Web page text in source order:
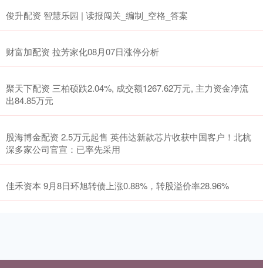
俊升配资 智慧乐园 | 读报闯关_编制_空格_答案
财富加配资 拉芳家化08月07日涨停分析
聚天下配资 三柏硕跌2.04%, 成交额1267.62万元, 主力资金净流
出84.85万元
股海博金配资 2.5万元起售 英伟达新款芯片收获中国客户！北杭
深多家公司官宣：已率先采用
佳禾资本 9月8日环旭转债上涨0.88%，转股溢价率28.96%